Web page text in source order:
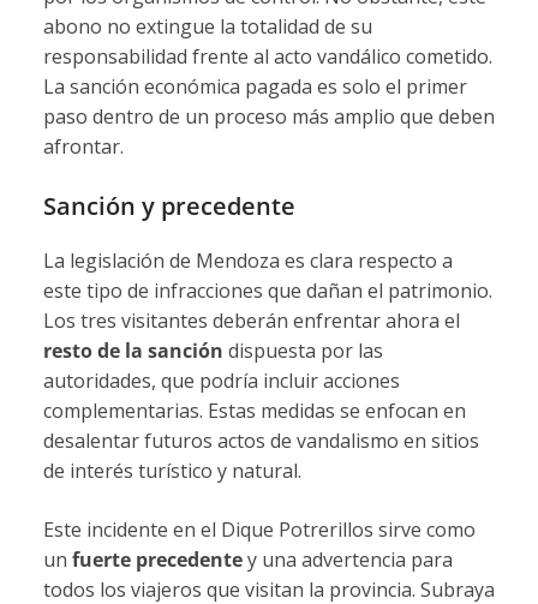
abono no extingue la totalidad de su
responsabilidad frente al acto vandálico cometido.
La sanción económica pagada es solo el primer
paso dentro de un proceso más amplio que deben
afrontar.
Sanción y precedente
La legislación de Mendoza es clara respecto a
este tipo de infracciones que dañan el patrimonio.
Los tres visitantes deberán enfrentar ahora el
resto de la sanción dispuesta por las
autoridades, que podría incluir acciones
complementarias. Estas medidas se enfocan en
desalentar futuros actos de vandalismo en sitios
de interés turístico y natural.
Este incidente en el Dique Potrerillos sirve como
un fuerte precedentey una advertencia para
todos los viajeros que visitan la provincia. Subraya